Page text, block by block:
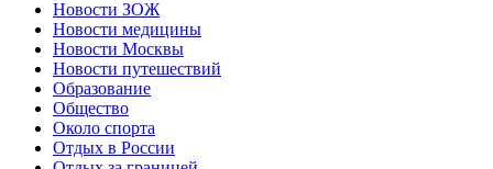
Новости ЗОЖ
Новости медицины
Новости Москвы
Новости путешествий
Образование
Общество
Около спорта
Отдых в России